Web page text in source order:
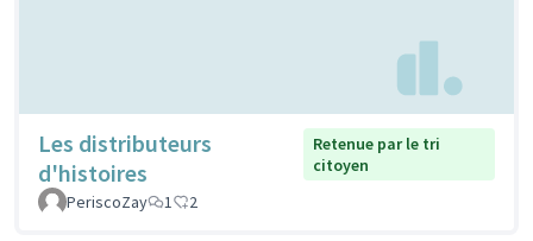
Les distributeurs
d'histoires
Retenue par le tri
citoyen
PeriscoZay
1 2